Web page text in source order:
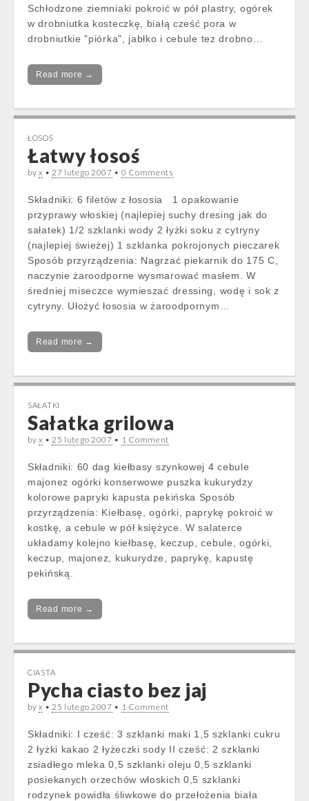
Schłodzone ziemniaki pokroić w pół plastry, ogórek
w drobniutka kosteczkę, białą cześć pora w
drobniutkie "piórka", jabłko i cebule tez drobno…
Read more →
ŁOSOŚ
Łatwy łosoś
byx • 27 lutego 2007 • 0 Comments
Składniki: 6 filetów z łososia 1 opakowanie
przyprawy włoskiej (najlepiej suchy dresing jak do
sałatek) 1/2 szklanki wody 2 łyżki soku z cytryny
(najlepiej świeżej) 1 szklanka pokrojonych pieczarek
Sposób przyrządzenia: Nagrzać piekarnik do 175 C,
naczynie żaroodporne wysmarować masłem. W
średniej miseczce wymieszać dressing, wodę i sok z
cytryny. Ułożyć łososia w żaroodpornym…
Read more →
SAŁATKI
Sałatka grilowa
byx • 25 lutego 2007 • 1 Comment
Składniki: 60 dag kiełbasy szynkowej 4 cebule
majonez ogórki konserwowe puszka kukurydzy
kolorowe papryki kapusta pekińska Sposób
przyrządzenia: Kiełbasę, ogórki, paprykę pokroić w
kostkę, a cebule w pół księżyce. W salaterce
układamy kolejno kiełbasę, keczup, cebule, ogórki,
keczup, majonez, kukurydze, paprykę, kapustę
pekińską.
Read more →
CIASTA
Pycha ciasto bez jaj
byx • 25 lutego 2007 • 1 Comment
Składniki: I cześć: 3 szklanki maki 1,5 szklanki cukru
2 łyżki kakao 2 łyżeczki sody II cześć: 2 szklanki
zsiadłego mleka 0,5 szklanki oleju 0,5 szklanki
posiekanych orzechów włoskich 0,5 szklanki
rodzynek powidła śliwkowe do przełożenia biała